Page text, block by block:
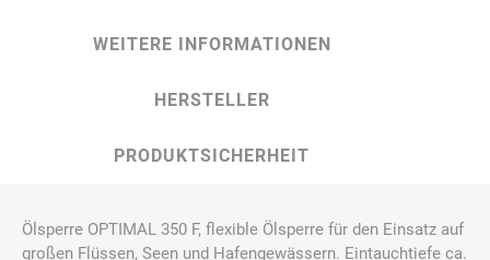
WEITERE INFORMATIONEN
HERSTELLER
PRODUKTSICHERHEIT
Ölsperre OPTIMAL 350 F, flexible Ölsperre für den Einsatz auf
großen Flüssen, Seen und Hafengewässern. Eintauchtiefe ca.